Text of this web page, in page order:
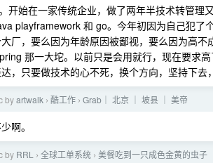
开始在一家传统企业，做了两年半技术转管
playframework 和 go。今年初因为自己犯了
厂，要么因为年龄原因被鄙视，要么因为高不
那一大坨。以前只是会用就行，现在要求
，只要做技术的心不死，换个方向，坚持下去
byartwalk › 酷工作 › Grab｜ 北京 ｜ 坡县 ｜ 美帝
啊。
by RRL › 全球工单系统 › 美餐吃到一只成色金黄的虫子